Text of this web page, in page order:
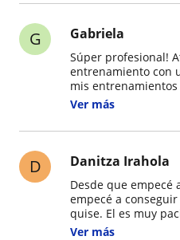
G Gabriela
Súper profesional! Atento y dedicado al
entrenamiento con
mis
adecuado, en
establecidos.
Ver más
D Danitza Irahola
Desde que empecé
empecé a
quise. El es muy
de tal forma que
Ver más